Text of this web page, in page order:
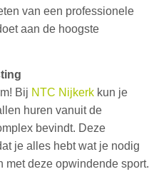
van een professionele
aan de hoogste
Bij NTC Nijkerk kun je
huren vanuit de
bevindt. Deze
je alles hebt wat je nodig
met deze opwindende sport.